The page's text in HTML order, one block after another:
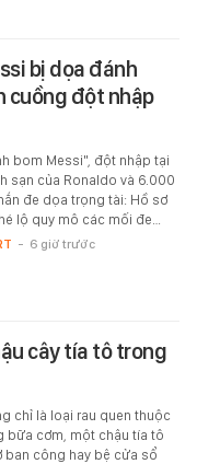
bị dọa đánh
cuồng đột nhập
bom Messi", đột nhập tại
sạn của Ronaldo và 6.000
đe dọa trọng tài: Hồ sơ
lộ quy mô các mối đe…
- 6 giờ trước
cây tía tô trong
chỉ là loại rau quen thuộc
bữa cơm, một chậu tía tô
ban công hay bệ cửa sổ